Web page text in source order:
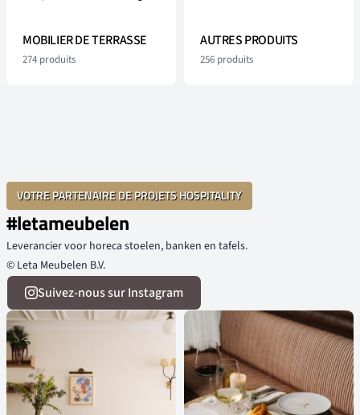
MOBILIER DE TERRASSE
274 produits
AUTRES PRODUITS
256 produits
VOTRE PARTENAIRE DE PROJETS HOSPITALITY
#letameubelen
Leverancier voor horeca stoelen, banken en tafels.
© Leta Meubelen B.V.
Suivez-nous sur Instagram